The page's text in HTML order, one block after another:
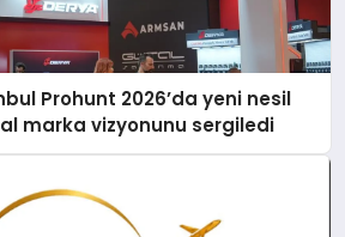
Prohunt 2026’da yeni nesil
marka vizyonunu sergiledi